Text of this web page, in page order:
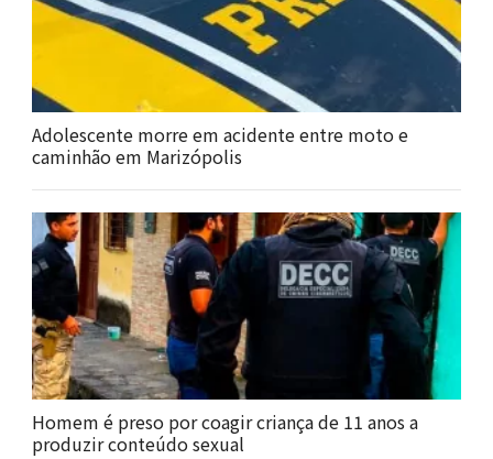
Adolescente morre em acidente entre moto e
caminhão em Marizópolis
Homem é preso por coagir criança de 11 anos a
produzir conteúdo sexual